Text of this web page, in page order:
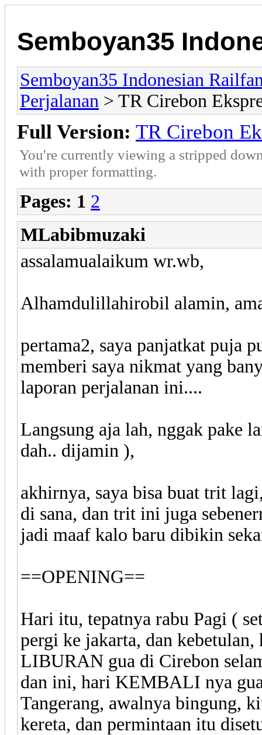
Semboyan35
Semboyan35 Indonesian
Perjalanan > TR Cirebon
Full Version: TR Cirebon
You're currently viewing a stripped
with proper formatting.
Pages: 1 2
MLabibmuzaki
assalamualaikum wr.wb,
Alhamdulillahirobil alamin,
pertama2, saya panjatkat puja
memberi saya nikmat yang
laporan perjalanan ini....
Langsung aja lah, nggak pake
dah.. dijamin ),
akhirnya, saya bisa buat trit
di sana, dan trit ini juga
jadi maaf kalo baru dibikin
==OPENING==
Hari itu, tepatnya rabu Pagi (
pergi ke jakarta, dan
LIBURAN gua di Cirebon
dan ini, hari KEMBALI nya
Tangerang, awalnya bingung,
kereta, dan permintaan itu